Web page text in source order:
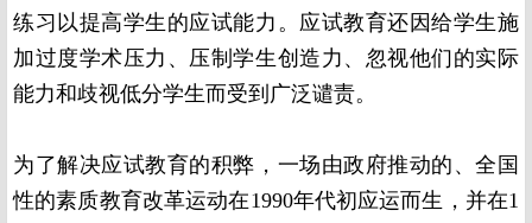
练习以提高学生的应试能力。应试教育还因给学生施
加过度学术压力、压制学生创造力、忽视他们的实际
能力和歧视低分学生而受到广泛谴责。
为了解决应试教育的积弊，一场由政府推动的、全国
性的素质教育改革运动在1990年代初应运而生，并在1